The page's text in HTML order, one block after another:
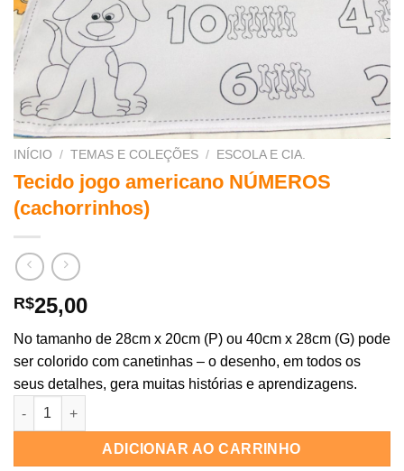
INÍCIO / TEMAS E COLEÇÕES / ESCOLA E CIA.
Tecido jogo americano NÚMEROS
(cachorrinhos)
R$25,00
No tamanho de 28cm x 20cm (P) ou 40cm x 28cm (G) pode
ser colorido com canetinhas – o desenho, em todos os
seus detalhes, gera muitas histórias e aprendizagens.
Tecido jogo americano NÚMEROS (cachorrinhos) quantidade
ADICIONAR AO CARRINHO